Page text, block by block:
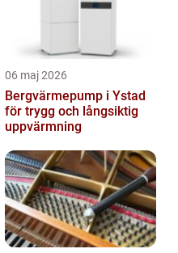
06 maj 2026
Bergvärmepump i Ystad
för trygg och långsiktig
uppvärmning